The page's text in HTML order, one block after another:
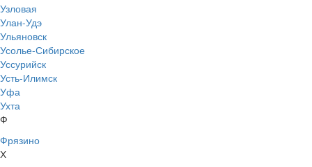
Узловая
Улан-Удэ
Ульяновск
Усолье-Сибирское
Уссурийск
Усть-Илимск
Уфа
Ухта
Ф
Фрязино
Х